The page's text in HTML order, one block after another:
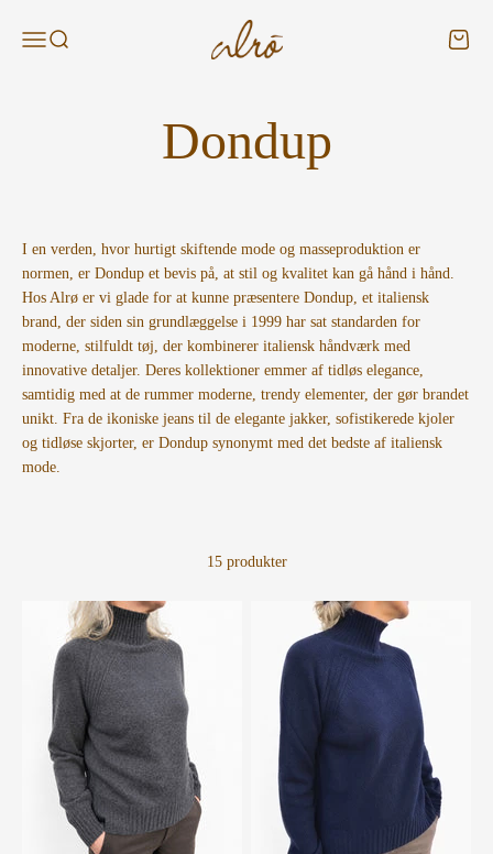
MenuSøg Alroshop - DK Kurv
I en verden, hvor hurtigt skiftende mode og masseproduktion er
normen, er Dondup et bevis på, at stil og kvalitet kan gå hånd i hånd.
Hos Alrø er vi glade for at kunne præsentere Dondup, et italiensk
brand, der siden sin grundlæggelse i 1999 har sat standarden for
moderne, stilfuldt tøj, der kombinerer italiensk håndværk med
innovative detaljer. Deres kollektioner emmer af tidløs elegance,
samtidig med at de rummer moderne, trendy elementer, der gør brandet
unikt. Fra de ikoniske jeans til de elegante jakker, sofistikerede kjoler
og tidløse skjorter, er Dondup synonymt med det bedste af italiensk
mode.
15 produkter